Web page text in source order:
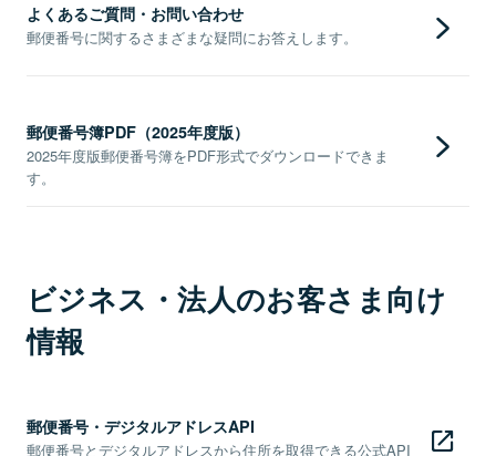
よくあるご質問・お問い合わせ
郵便番号に関するさまざまな疑問にお答えします。
郵便番号簿PDF（2025年度版）
2025年度版郵便番号簿をPDF形式でダウンロードできま
す。
ビジネス・法人のお客さま向け
情報
郵便番号・デジタルアドレスAPI
郵便番号とデジタルアドレスから住所を取得できる公式API